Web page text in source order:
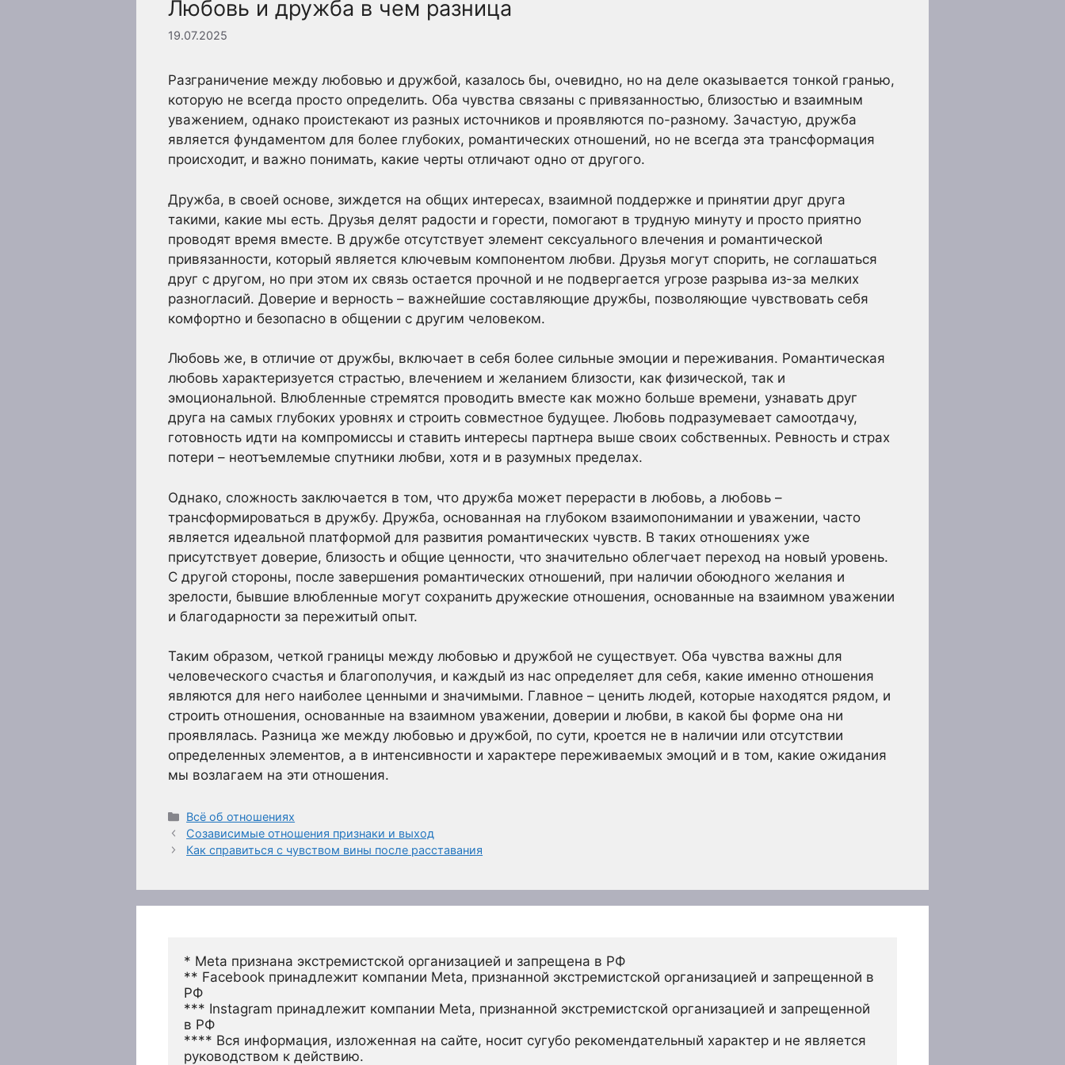
Любовь и дружба в чем разница
19.07.2025
Разграничение между любовью и дружбой, казалось бы, очевидно, но на деле оказывается тонкой гранью,
которую не всегда просто определить. Оба чувства связаны с привязанностью, близостью и взаимным
уважением, однако проистекают из разных источников и проявляются по-разному. Зачастую, дружба
является фундаментом для более глубоких, романтических отношений, но не всегда эта трансформация
происходит, и важно понимать, какие черты отличают одно от другого.
Дружба, в своей основе, зиждется на общих интересах, взаимной поддержке и принятии друг друга
такими, какие мы есть. Друзья делят радости и горести, помогают в трудную минуту и просто приятно
проводят время вместе. В дружбе отсутствует элемент сексуального влечения и романтической
привязанности, который является ключевым компонентом любви. Друзья могут спорить, не соглашаться
друг с другом, но при этом их связь остается прочной и не подвергается угрозе разрыва из-за мелких
разногласий. Доверие и верность – важнейшие составляющие дружбы, позволяющие чувствовать себя
комфортно и безопасно в общении с другим человеком.
Любовь же, в отличие от дружбы, включает в себя более сильные эмоции и переживания. Романтическая
любовь характеризуется страстью, влечением и желанием близости, как физической, так и
эмоциональной. Влюбленные стремятся проводить вместе как можно больше времени, узнавать друг
друга на самых глубоких уровнях и строить совместное будущее. Любовь подразумевает самоотдачу,
готовность идти на компромиссы и ставить интересы партнера выше своих собственных. Ревность и страх
потери – неотъемлемые спутники любви, хотя и в разумных пределах.
Однако, сложность заключается в том, что дружба может перерасти в любовь, а любовь –
трансформироваться в дружбу. Дружба, основанная на глубоком взаимопонимании и уважении, часто
является идеальной платформой для развития романтических чувств. В таких отношениях уже
присутствует доверие, близость и общие ценности, что значительно облегчает переход на новый уровень.
С другой стороны, после завершения романтических отношений, при наличии обоюдного желания и
зрелости, бывшие влюбленные могут сохранить дружеские отношения, основанные на взаимном уважении
и благодарности за пережитый опыт.
Таким образом, четкой границы между любовью и дружбой не существует. Оба чувства важны для
человеческого счастья и благополучия, и каждый из нас определяет для себя, какие именно отношения
являются для него наиболее ценными и значимыми. Главное – ценить людей, которые находятся рядом, и
строить отношения, основанные на взаимном уважении, доверии и любви, в какой бы форме она ни
проявлялась. Разница же между любовью и дружбой, по сути, кроется не в наличии или отсутствии
определенных элементов, а в интенсивности и характере переживаемых эмоций и в том, какие ожидания
мы возлагаем на эти отношения.
Рубрики
Всё об отношениях
Созависимые отношения признаки и выход
Как справиться с чувством вины после расставания
* Meta признана экстремистской организацией и запрещена в РФ
** Facebook принадлежит компании Meta, признанной экстремистской организацией и запрещенной в
РФ
*** Instagram принадлежит компании Meta, признанной экстремистской организацией и запрещенной
в РФ
**** Вся информация, изложенная на сайте, носит сугубо рекомендательный характер и не является
руководством к действию.